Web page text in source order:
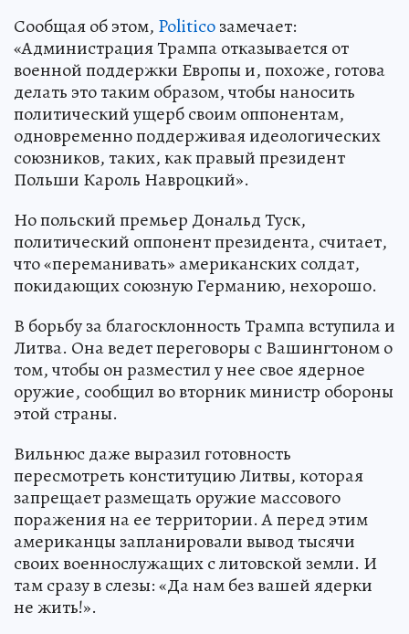
Сообщая об этом, Politicoзамечает:
«Администрация Трампа отказывается от
военной поддержки Европы и, похоже, готова
делать это таким образом, чтобы наносить
политический ущерб своим оппонентам,
одновременно поддерживая идеологических
союзников, таких, как правый президент
Польши Кароль Навроцкий».
Но польский премьер Дональд Туск,
политический оппонент президента, считает,
что «переманивать» американских солдат,
покидающих союзную Германию, нехорошо.
В борьбу за благосклонность Трампа вступила и
Литва. Она ведет переговоры с Вашингтоном о
том, чтобы он разместил у нее свое ядерное
оружие, сообщил во вторник министр обороны
этой страны.
Вильнюс даже выразил готовность
пересмотреть конституцию Литвы, которая
запрещает размещать оружие массового
поражения на ее территории. А перед этим
американцы запланировали вывод тысячи
своих военнослужащих с литовской земли. И
там сразу в слезы: «Да нам без вашей ядерки
не жить!».